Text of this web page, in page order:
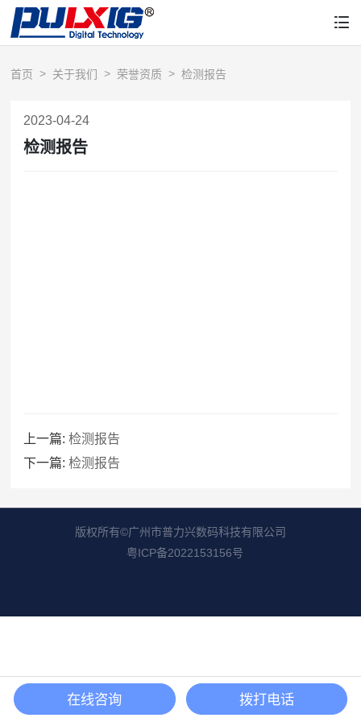
首页 关于我们 荣誉资质 检测报告
2023-04-24
检测报告
上一篇: 检测报告
下一篇: 检测报告
版权所有©广州市普力兴数码科技有限公司
粤ICP备2022153156号
在线咨询 拨打电话